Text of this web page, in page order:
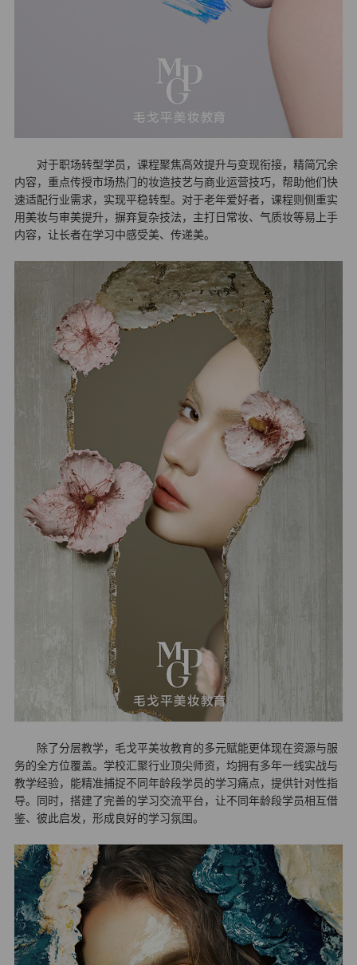
对于职场转型学员，课程聚焦高效提升与变现衔接，精简冗余
内容，重点传授市场热门的妆造技艺与商业运营技巧，帮助他们快
速适配行业需求，实现平稳转型。对于老年爱好者，课程则侧重实
用美妆与审美提升，摒弃复杂技法，主打日常妆、气质妆等易上手
内容，让长者在学习中感受美、传递美。
除了分层教学，毛戈平美妆教育的多元赋能更体现在资源与服
务的全方位覆盖。学校汇聚行业顶尖师资，均拥有多年一线实战与
教学经验，能精准捕捉不同年龄段学员的学习痛点，提供针对性指
导。同时，搭建了完善的学习交流平台，让不同年龄段学员相互借
鉴、彼此启发，形成良好的学习氛围。